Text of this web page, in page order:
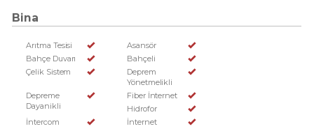
Bina
Arıtma Tesisi
Asansör
Bahçe Duvarı
Bahçeli
Çelik Sistem
Deprem
Yönetmelikli
Depreme
Dayanikli
Fiber İnternet
Hidrofor
İntercom
İnternet